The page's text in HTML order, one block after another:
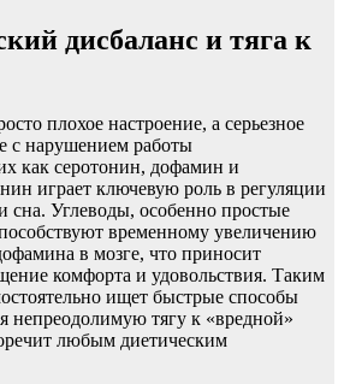
дисбаланс и тяга к
плохое настроение, а серьезное
с нарушением работы
как серотонин, дофамин и
играет ключевую роль в регуляции
сна. Углеводы, особенно простые
временному увеличению
в мозге, что приносит
комфорта и удовольствия. Таким
ищет быстрые способы
непреодолимую тягу к «вредной»
любым диетическим